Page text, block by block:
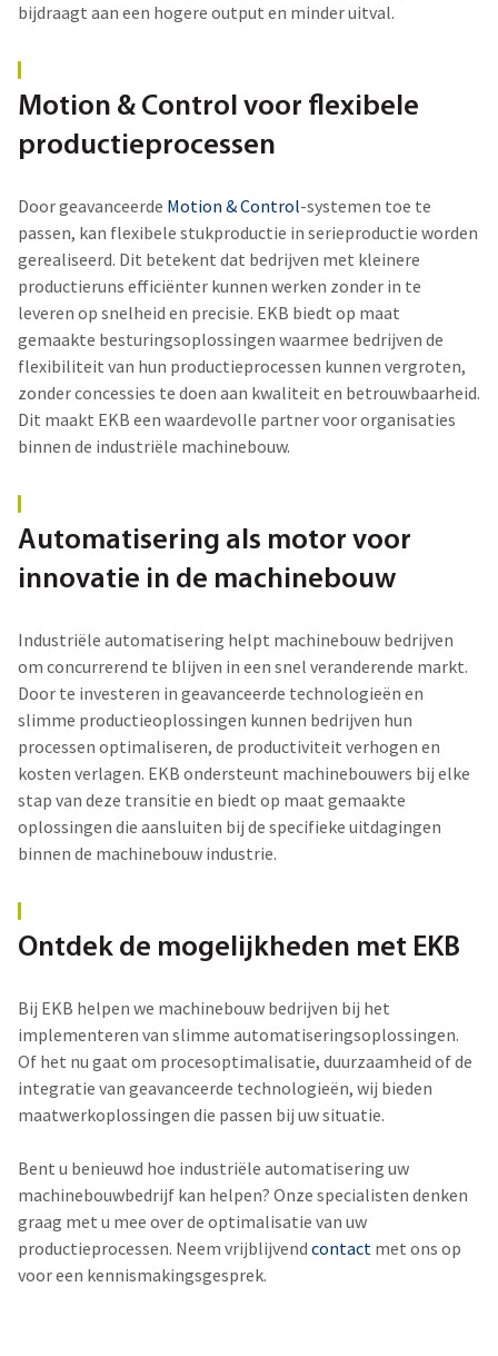
bijdraagt aan een hogere output en minder uitval.
Motion & Control voor flexibele
productieprocessen
Door geavanceerde Motion & Control-systemen toe te
passen, kan flexibele stukproductie in serieproductie worden
gerealiseerd. Dit betekent dat bedrijven met kleinere
productieruns efficiënter kunnen werken zonder in te
leveren op snelheid en precisie. EKB biedt op maat
gemaakte besturingsoplossingen waarmee bedrijven de
flexibiliteit van hun productieprocessen kunnen vergroten,
zonder concessies te doen aan kwaliteit en betrouwbaarheid.
Dit maakt EKB een waardevolle partner voor organisaties
binnen de industriële machinebouw.
Automatisering als motor voor
innovatie in de machinebouw
Industriële automatisering helpt machinebouw bedrijven
om concurrerend te blijven in een snel veranderende markt.
Door te investeren in geavanceerde technologieën en
slimme productieoplossingen kunnen bedrijven hun
processen optimaliseren, de productiviteit verhogen en
kosten verlagen. EKB ondersteunt machinebouwers bij elke
stap van deze transitie en biedt op maat gemaakte
oplossingen die aansluiten bij de specifieke uitdagingen
binnen de machinebouw industrie.
Ontdek de mogelijkheden met EKB
Bij EKB helpen we machinebouw bedrijven bij het
implementeren van slimme automatiseringsoplossingen.
Of het nu gaat om procesoptimalisatie, duurzaamheid of de
integratie van geavanceerde technologieën, wij bieden
maatwerkoplossingen die passen bij uw situatie.
Bent u benieuwd hoe industriële automatisering uw
machinebouwbedrijf kan helpen? Onze specialisten denken
graag met u mee over de optimalisatie van uw
productieprocessen. Neem vrijblijvend contact met ons op
voor een kennismakingsgesprek.